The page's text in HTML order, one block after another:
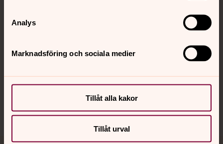
Analys
Marknadsföring och sociala medier
Tillåt alla kakor
Tillåt urval
Sociala kanaler